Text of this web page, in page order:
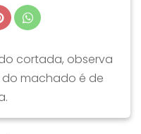
cortada, observa
machado é de